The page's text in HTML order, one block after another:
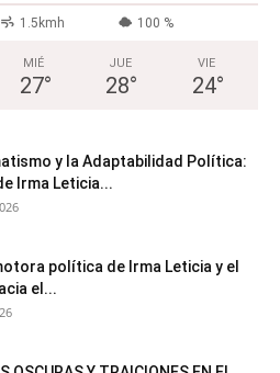
1.5kmh 100 %
MIÉ
27°
JUE
28°
VIE
24°
y la Adaptabilidad Política:
Irma Leticia...
política de Irma Leticia y el
el...